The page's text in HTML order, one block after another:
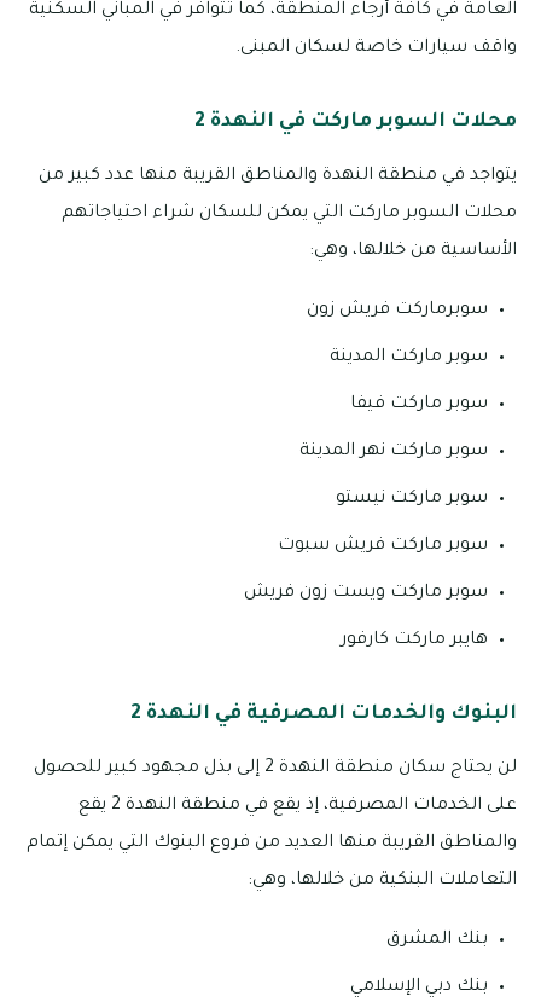
العامة في كافة أرجاء المنطقة، كما تتوافر في المباني السكنية
واقف سيارات خاصة لسكان المبنى.
محلات السوبر ماركت في النهدة 2
يتواجد في منطقة النهدة والمناطق القريبة منها عدد كبير من
محلات السوبر ماركت التي يمكن للسكان شراء احتياجاتهم
الأساسية من خلالها، وهي:
سوبرماركت فريش زون
سوبر ماركت المدينة
سوبر ماركت فيفا
سوبر ماركت نهر المدينة
سوبر ماركت نيستو
سوبر ماركت فريش سبوت
سوبر ماركت ويست زون فريش
هايبر ماركت كارفور
البنوك والخدمات المصرفية في النهدة 2
لن يحتاج سكان منطقة النهدة 2 إلى بذل مجهود كبير للحصول
على الخدمات المصرفية، إذ يقع في منطقة النهدة 2 يقع
والمناطق القريبة منها العديد من فروع البنوك التي يمكن إتمام
التعاملات البنكية من خلالها، وهي:
بنك المشرق
بنك دبي الإسلامي